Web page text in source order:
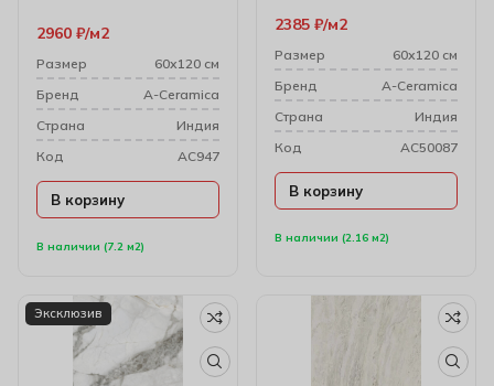
В наличии (7.2 м2)
2960 ₽ м2
Размер
60х120 см
Бренд
A-Ceramica
Cтрана
Индия
Код
AC947
В корзину
В наличии (2.16 м2)
2385 ₽ м2
Размер
60х120 см
Бренд
A-Ceramica
Cтрана
Индия
Код
AC50087
В корзину
Эксклюзив